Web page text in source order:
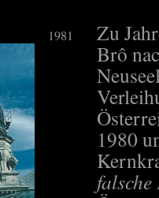
1981 Zu
Brô
1980